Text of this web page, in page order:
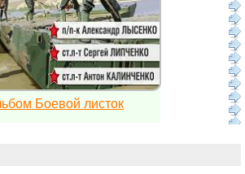
Боевой листок